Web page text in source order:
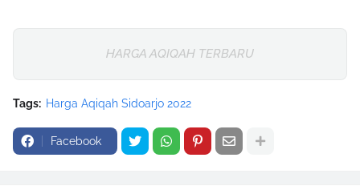
HARGA AQIQAH TERBARU
Tags: Harga Aqiqah Sidoarjo 2022
Facebook